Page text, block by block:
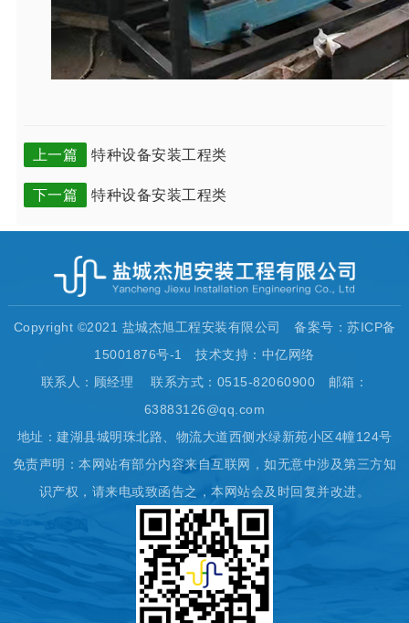
上一篇 特种设备安装工程类
下一篇 特种设备安装工程类
Copyright ©2021 盐城杰旭工程安装有限公司 备案号：苏ICP备
15001876号-1 技术支持：中亿网络
联系人：顾经理 联系方式：0515-82060900 邮箱：
63883126@qq.com
地址：建湖县城明珠北路、物流大道西侧水绿新苑小区4幢124号
免责声明：本网站有部分内容来自互联网，如无意中涉及第三方知
识产权，请来电或致函告之，本网站会及时回复并改进。